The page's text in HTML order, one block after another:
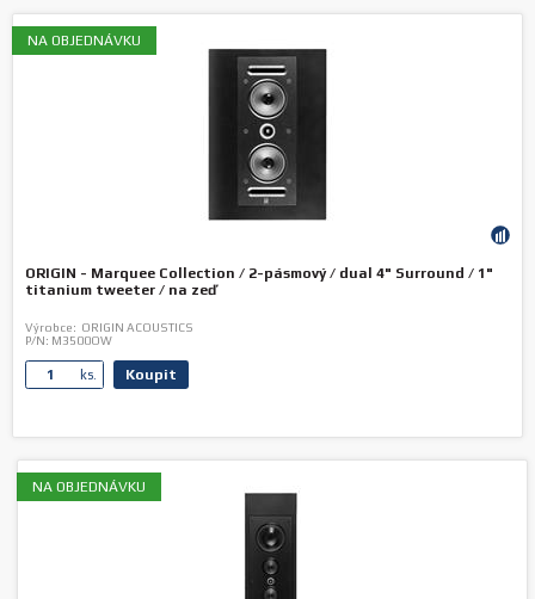
NA OBJEDNÁVKU
ORIGIN - Marquee Collection / 2-pásmový / dual 4" Surround / 1"
titanium tweeter / na zeď
Výrobce: ORIGIN ACOUSTICS
P/N: M3500OW
ks. Koupit
NA OBJEDNÁVKU